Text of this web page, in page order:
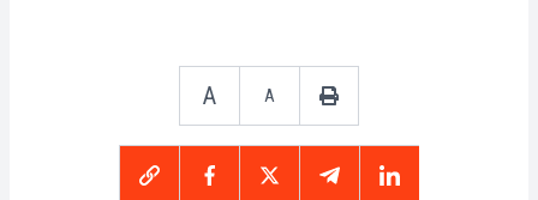
A A